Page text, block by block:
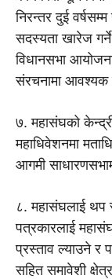
निरन्तर दुई
सदस्यता खारेज
विधानसभा
संरचनामा आवश्यक
७. महासंघको
महाधिवेशनमा
आगमी
८. महासंघलाई थप
पत्रकारलाई
प्रस्ताव ल्याउने र
सहित समावेशी